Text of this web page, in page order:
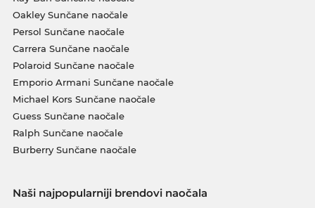
Oakley Sunčane naočale
Persol Sunčane naočale
Carrera Sunčane naočale
Polaroid Sunčane naočale
Emporio Armani Sunčane naočale
Michael Kors Sunčane naočale
Guess Sunčane naočale
Ralph Sunčane naočale
Burberry Sunčane naočale
Naši najpopularniji brendovi naočala